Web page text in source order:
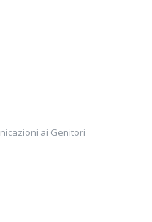
ai Genitori